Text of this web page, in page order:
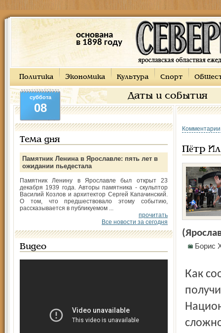
основана
в 1898 году
Политика Экономика Культура Спорт
Даты и события
суббота
08
Тема дня
Памятник Ленина в Ярославле: пять лет в
ожидании пьедестала
Памятник Ленину в Ярославле был открыт 23
декабря 1939 года. Авторы памятника - скульптор
Василий Козлов и архитектор Сергей Капачинский.
О том, что предшествовало этому событию,
рассказывается в публикуемом ...
прочитать
Все новости за сегодня
Видео
Пётр
Борис
Как сообщает сайт ХК "Локомотив", это право Петр Ильич